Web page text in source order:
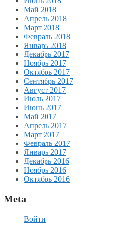
Май 2018
Апрель 2018
Март 2018
Февраль 2018
Январь 2018
Декабрь 2017
Ноябрь 2017
Октябрь 2017
Сентябрь 2017
Август 2017
Июль 2017
Июнь 2017
Май 2017
Апрель 2017
Март 2017
Февраль 2017
Январь 2017
Декабрь 2016
Ноябрь 2016
Октябрь 2016
Meta
Войти